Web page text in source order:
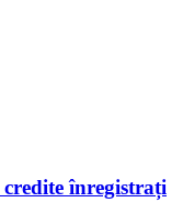
înregistrați